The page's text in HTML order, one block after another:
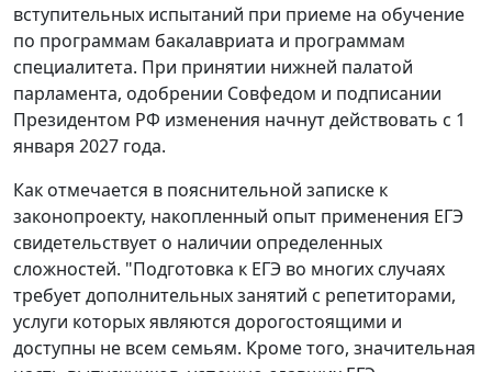
вступительных испытаний при приеме на обучение
по программам бакалавриата и программам
специалитета. При принятии нижней палатой
парламента, одобрении Совфедом и подписании
Президентом РФ изменения начнут действовать с 1
января 2027 года.
Как отмечается в пояснительной записке к
законопроекту, накопленный опыт применения ЕГЭ
свидетельствует о наличии определенных
сложностей. "Подготовка к ЕГЭ во многих случаях
требует дополнительных занятий с репетиторами,
услуги которых являются дорогостоящими и
доступны не всем семьям. Кроме того, значительная